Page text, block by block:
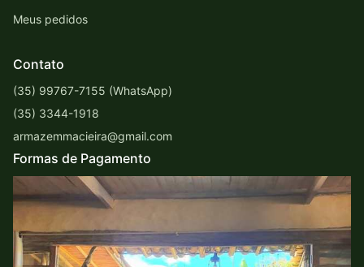
Meus pedidos
Contato
(35) 99767-7155 (WhatsApp)
(35) 3344-1918
armazemmacieira@gmail.com
Formas de Pagamento